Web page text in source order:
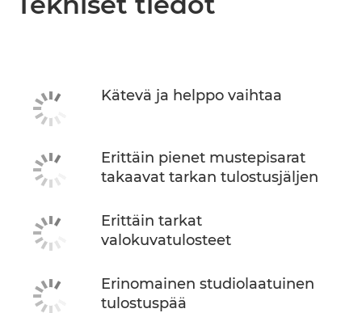
Kätevä ja helppo vaihtaa
Erittäin pienet mustepisarat
takaavat tarkan tulostusjäljen
Erittäin tarkat
valokuvatulosteet
Erinomainen studiolaatuinen
tulostuspää